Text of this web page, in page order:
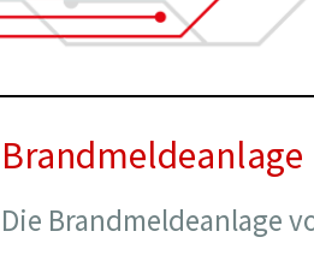
Brandmeldeanlage
Die Brandmeldeanlage